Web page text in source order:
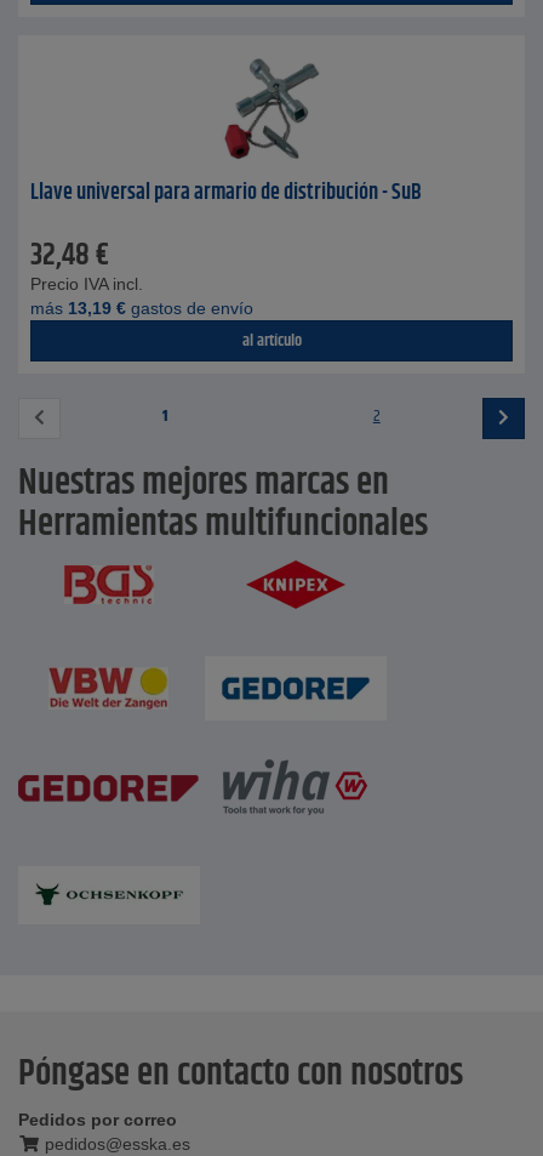
Llave universal para armario de distribución - SuB
32,48€
Precio IVA incl.
más 13,19 € gastos de envío
al artículo
1 2
Nuestras mejores marcas en
Herramientas multifuncionales
Póngase en contacto con nosotros
Pedidos por correo
pedidos@esska.es